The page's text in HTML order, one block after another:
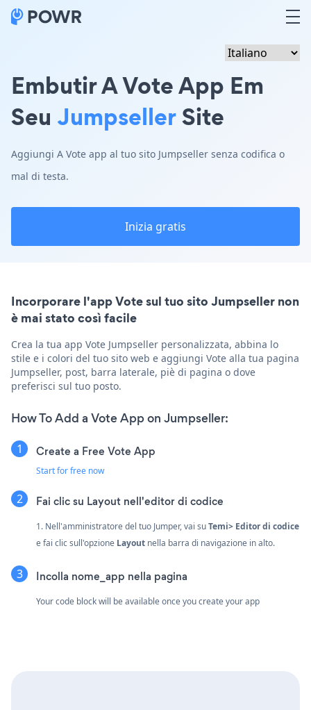
Embutir A Vote App Em
Seu JumpsellerSite
Aggiungi A Vote app al tuo sito Jumpseller senza codifica o
mal di testa.
Inizia gratis
Incorporare l'app Vote sul tuo sito Jumpseller non
è mai stato così facile
Crea la tua app Vote Jumpseller personalizzata, abbina lo
stile e i colori del tuo sito web e aggiungi Vote alla tua pagina
Jumpseller, post, barra laterale, piè di pagina o dove
preferisci sul tuo posto.
How To Add a Vote App on Jumpseller:
Create a Free Vote App
Start for free now
Fai clic su Layout nell'editor di codice
1. Nell'amministratore del tuo Jumper, vai suTemi> Editor di codice
e fai clic sull'opzione Layout nella barra di navigazione in alto.
Incolla nome_app nella pagina
Your code block will be available once you create your app